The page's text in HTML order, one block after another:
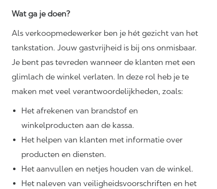
Wat ga je doen?
Als verkoopmedewerker ben je hét gezicht van het
tankstation. Jouw gastvrijheid is bij ons onmisbaar.
Je bent pas tevreden wanneer de klanten met een
glimlach de winkel verlaten. In deze rol heb je te
maken met veel verantwoordelijkheden, zoals:
Het afrekenen van brandstof en
winkelproducten aan de kassa.
Het helpen van klanten met informatie over
producten en diensten.
Het aanvullen en netjes houden van de winkel.
Het naleven van veiligheidsvoorschriften en het